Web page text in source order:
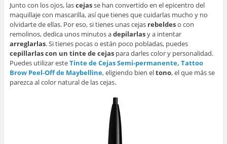
Junto con los ojos, lascejasse han convertido en el epicentro del
maquillaje con mascarilla, así que tienes que cuidarlas mucho y no
olvidarte de ellas. Por eso, si tienes unas cejas rebeldeso con
remolinos, dedica unos minutos adepilarlasy a intentar
arreglarlas. Si tienes pocas o están poco pobladas, puedes
cepillarlas con un tinte de cejaspara darles color y personalidad.
Puedes utilizar esteTinte de Cejas Semi-permanente, Tattoo
Brow Peel-Off de Maybelline, eligiendo bien eltono, el que más se
parezca al color natural de las cejas.